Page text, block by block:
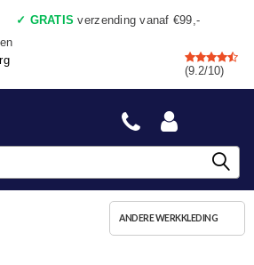
✓ GRATIS verzending vanaf €99,-
vandaag verzonden
Ook een échte winkel
(9.2/10)
ANDERE WERKKLEDING